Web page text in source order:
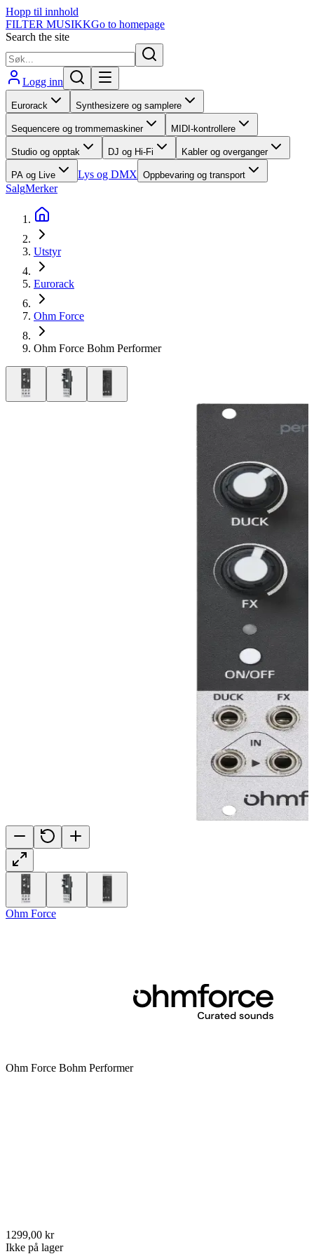
Hopp til innhold
FILTER MUSIKKGo to homepage
Search the site
Logg inn
Eurorack Synthesizere og samplere
Sequencere og trommemaskiner MIDI-kontrollere
Studio og opptak DJ og Hi-Fi Kabler og overganger
PA og Live Lys og DMX Oppbevaring og transport
SalgMerker
Utstyr
Eurorack
Ohm Force
Ohm Force Bohm Performer
Ohm Force
Ohm Force Bohm Performer
1299,00 kr
Ikke på lager